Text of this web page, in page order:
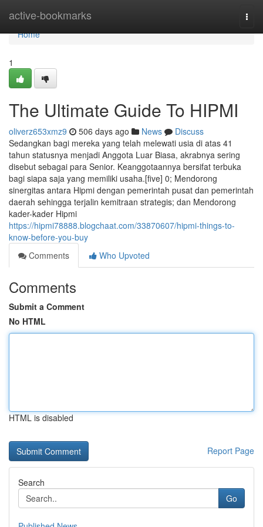
active-bookmarks
Home
Home
1
The Ultimate Guide To HIPMI
oliverz653xmz9 506 days ago News
Discuss
Sedangkan bagi mereka yang telah melewati usia di atas 41
tahun statusnya menjadi Anggota Luar Biasa, akrabnya sering
disebut sebagai para Senior. Keanggotaannya bersifat terbuka
bagi siapa saja yang memiliki usaha.[five] 0; Mendorong
sinergitas antara Hipmi dengan pemerintah pusat dan pemerintah
daerah sehingga terjalin kemitraan strategis; dan Mendorong
kader-kader Hipmi
https://hipmi78888.blogchaat.com/33870607/hipmi-things-to-
know-before-you-buy
Comments
Who Upvoted
Comments
Submit a Comment
No HTML
HTML is disabled
Report Page
Search
Go